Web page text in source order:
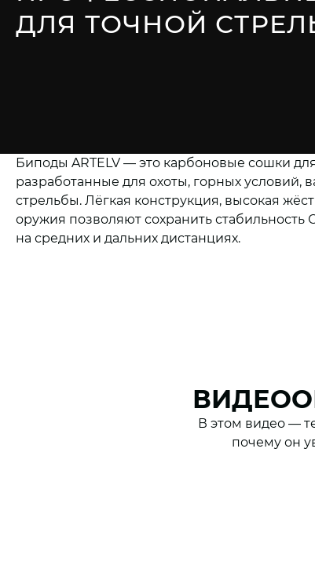
ДЛЯ ТОЧНОЙ
Биподы ARTELV — это карбоновые сошки
разработанные для охоты, горных условий,
стрельбы. Лёгкая конструкция, высокая
оружия позволяют сохранить стабильность
на средних и дальних дистанциях.
В этом видео —
почему он